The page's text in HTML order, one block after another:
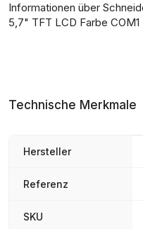
Informationen über
5,7" TFT LCD Farbe COM1
Technische Merkmale
Hersteller
Referenz
SKU